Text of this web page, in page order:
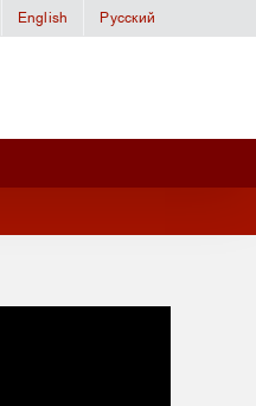
English Русский